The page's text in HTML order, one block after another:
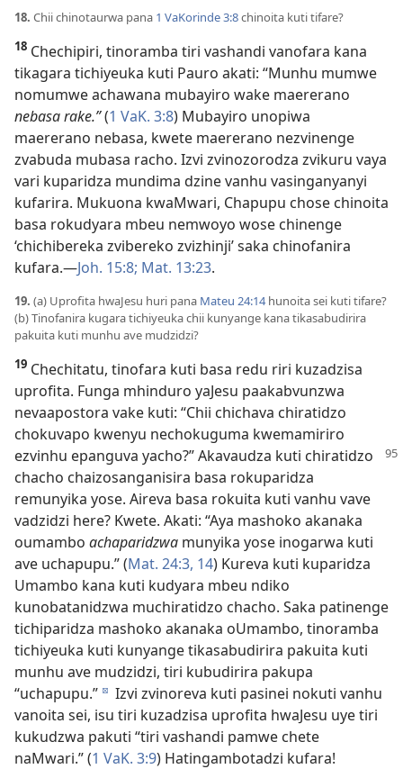
18. Chii chinotaurwa pana 1 VaKorinde 3:8chinoita kuti tifare?
18 Chechipiri, tinoramba tiri vashandi vanofara kana
tikagara tichiyeuka kuti Pauro akati: “Munhu mumwe
nomumwe achawana mubayiro wake maererano
nebasa rake.”(1 VaK. 3:8) Mubayiro unopiwa
maererano nebasa, kwete maererano nezvinenge
zvabuda mubasa racho. Izvi zvinozorodza zvikuru vaya
vari kuparidza mundima dzine vanhu vasinganyanyi
kufarira. Mukuona kwaMwari, Chapupu chose chinoita
basa rokudyara mbeu nemwoyo wose chinenge
‘chichibereka zvibereko zvizhinji’ saka chinofanira
kufara.—Joh. 15:8; Mat. 13:23.
19. (a) Uprofita hwaJesu huri pana Mateu 24:14hunoita sei kuti tifare?
(b) Tinofanira kugara tichiyeuka chii kunyange kana tikasabudirira
pakuita kuti munhu ave mudzidzi?
19 Chechitatu, tinofara kuti basa redu riri kuzadzisa
uprofita. Funga mhinduro yaJesu paakabvunzwa
nevaapostora vake kuti: “Chii chichava chiratidzo
chokuvapo kwenyu nechokuguma kwemamiriro
ezvinhu epanguva yacho?” Akavaudza kuti chiratidzo
chacho chaizosanganisira basa rokuparidza
remunyika yose. Aireva basa rokuita kuti vanhu vave
vadzidzi here? Kwete. Akati: “Aya mashoko akanaka
oumambo achaparidzwa munyika yose inogarwa kuti
ave uchapupu.” (Mat. 24:3, 14) Kureva kuti kuparidza
Umambo kana kuti kudyara mbeu ndiko
kunobatanidzwa muchiratidzo chacho. Saka patinenge
tichiparidza mashoko akanaka oUmambo, tinoramba
tichiyeuka kuti kunyange tikasabudirira pakuita kuti
munhu ave mudzidzi, tiri kubudirira pakupa
“uchapupu.” d Izvi zvinoreva kuti pasinei nokuti vanhu
vanoita sei, isu tiri kuzadzisa uprofita hwaJesu uye tiri
kukudzwa pakuti “tiri vashandi pamwe chete
naMwari.” (1 VaK. 3:9) Hatingambotadzi kufara!